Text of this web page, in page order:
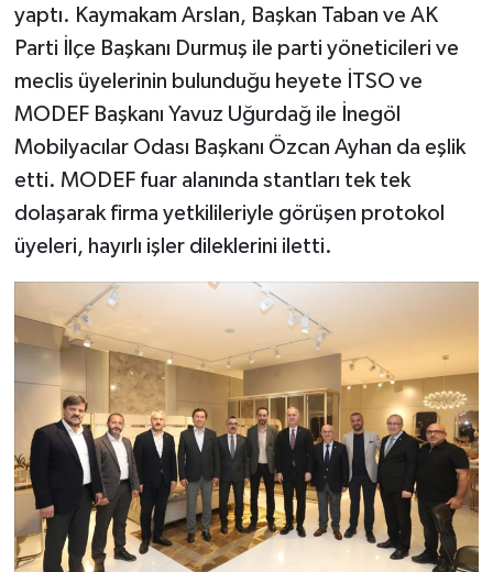
yaptı. Kaymakam Arslan, Başkan Taban ve AK
Parti İlçe Başkanı Durmuş ile parti yöneticileri ve
meclis üyelerinin bulunduğu heyete İTSO ve
MODEF Başkanı Yavuz Uğurdağ ile İnegöl
Mobilyacılar Odası Başkanı Özcan Ayhan da eşlik
etti. MODEF fuar alanında stantları tek tek
dolaşarak firma yetkilileriyle görüşen protokol
üyeleri, hayırlı işler dileklerini iletti.